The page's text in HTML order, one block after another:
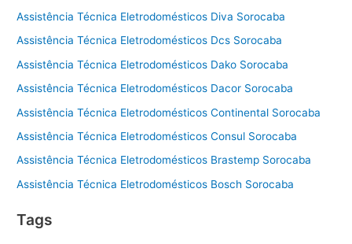
Assistência Técnica Eletrodomésticos Diva Sorocaba
Assistência Técnica Eletrodomésticos Dcs Sorocaba
Assistência Técnica Eletrodomésticos Dako Sorocaba
Assistência Técnica Eletrodomésticos Dacor Sorocaba
Assistência Técnica Eletrodomésticos Continental Sorocaba
Assistência Técnica Eletrodomésticos Consul Sorocaba
Assistência Técnica Eletrodomésticos Brastemp Sorocaba
Assistência Técnica Eletrodomésticos Bosch Sorocaba
Tags